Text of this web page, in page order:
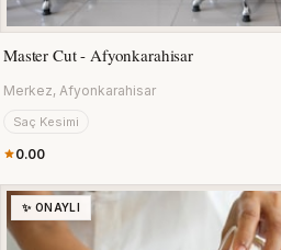
Master Cut - Afyonkarahisar
Merkez, Afyonkarahisar
Saç Kesimi
0.00
✨ ONAYLI